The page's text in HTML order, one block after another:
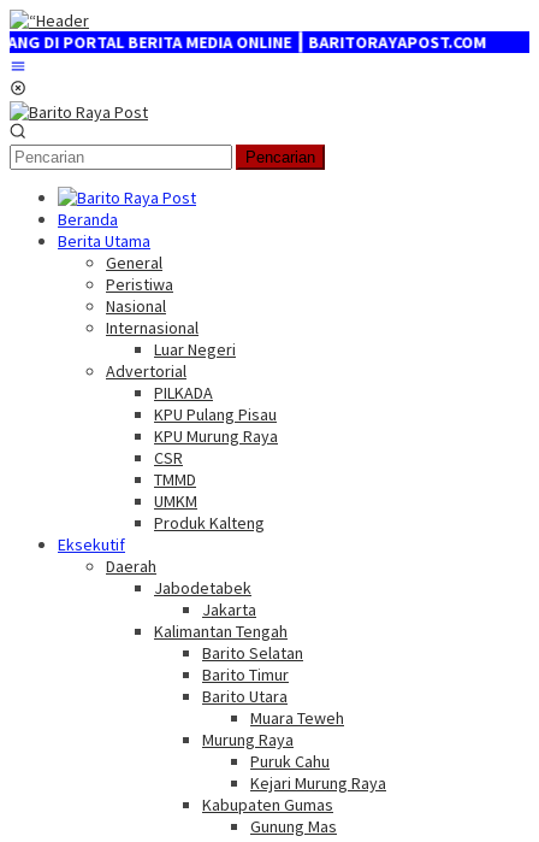
Loncat
ke
konten
PORTAL BERITA MEDIA ONLINE ┃ BARITORAYAPOST.COM
Pencarian
Beranda
Berita Utama
General
Peristiwa
Nasional
Internasional
Luar Negeri
Advertorial
PILKADA
KPU Pulang Pisau
KPU Murung Raya
CSR
TMMD
UMKM
Produk Kalteng
Eksekutif
Daerah
Jabodetabek
Jakarta
Kalimantan Tengah
Barito Selatan
Barito Timur
Barito Utara
Muara Teweh
Murung Raya
Puruk Cahu
Kejari Murung Raya
Kabupaten Gumas
Gunung Mas